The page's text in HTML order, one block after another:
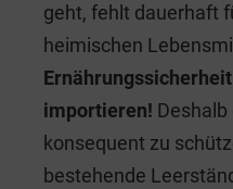
geht, fehlt dauerhaft
heimischen
importieren!
konsequent zu
bestehende